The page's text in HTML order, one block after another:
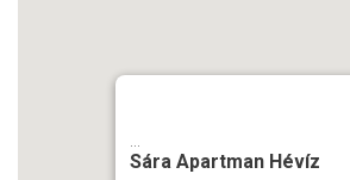
...
Sára Apartman Hévíz